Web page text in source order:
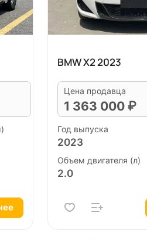
BMW X2 2023
Цена продавца
1 363 000 ₽
Год выпуска
2023
Объем двигателя (л)
2.0